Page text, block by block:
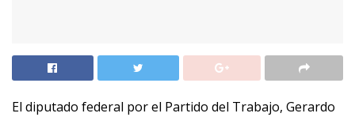
El diputado federal por el Partido del Trabajo, Gerardo